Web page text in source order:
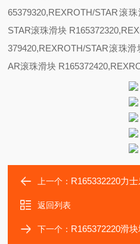
65379320,REXROTH/STAR滚
STAR滚珠滑块
379420,REXROTH/STAR滚珠
AR滚珠滑块
上一个： R165332220力士乐滑
返回列表
下一个： R165372220滑块埃马克